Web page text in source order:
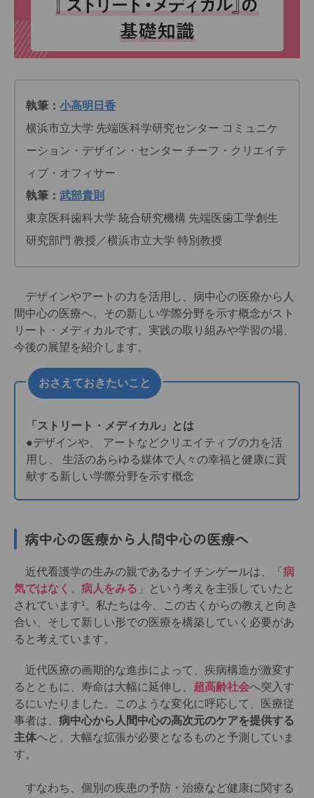
執筆： 小高明日香
横浜市立大学 先端医科学研究センター コミュニケ
ーション・デザイン・センター チーフ・クリエイテ
ィブ・オフィサー
執筆： 武部貴則
東京医科歯科大学 統合研究機構 先端医歯工学創生
研究部門 教授／横浜市立大学 特別教授
デザインやアートの力を活用し、病中心の医療から人
間中心の医療へ。その新しい学際分野を示す概念がスト
リート・メディカルです。実践の取り組みや学習の場、
今後の展望を紹介します。
おさえておきたいこと
「ストリート・メディカル」とは
●デザインや、 アートなどクリエイティブの力を活
用し、 生活のあらゆる媒体で人々の幸福と健康に貢
献する新しい学際分野を示す概念
病中心の医療から人間中心の医療へ
近代看護学の生みの親であるナイチンゲールは、「 病
気ではなく、病人をみる 」という考えを主張していたと
されています¹。私たちは今、この古くからの教えと向き
合い、そして新しい形での医療を構築していく必要があ
ると考えています。
近代医療の画期的な進歩によって、疾病構造が激変す
るとともに、寿命は大幅に延伸し、 超高齢社会へ突入す
るにいたりました。このような変化に呼応して、医療従
事者は、 病中心から人間中心の高次元のケアを提供する
主体へと、大幅な拡張が必要となるものと予測していま
す。
すなわち、個別の疾患の予防・治療など健康に関する